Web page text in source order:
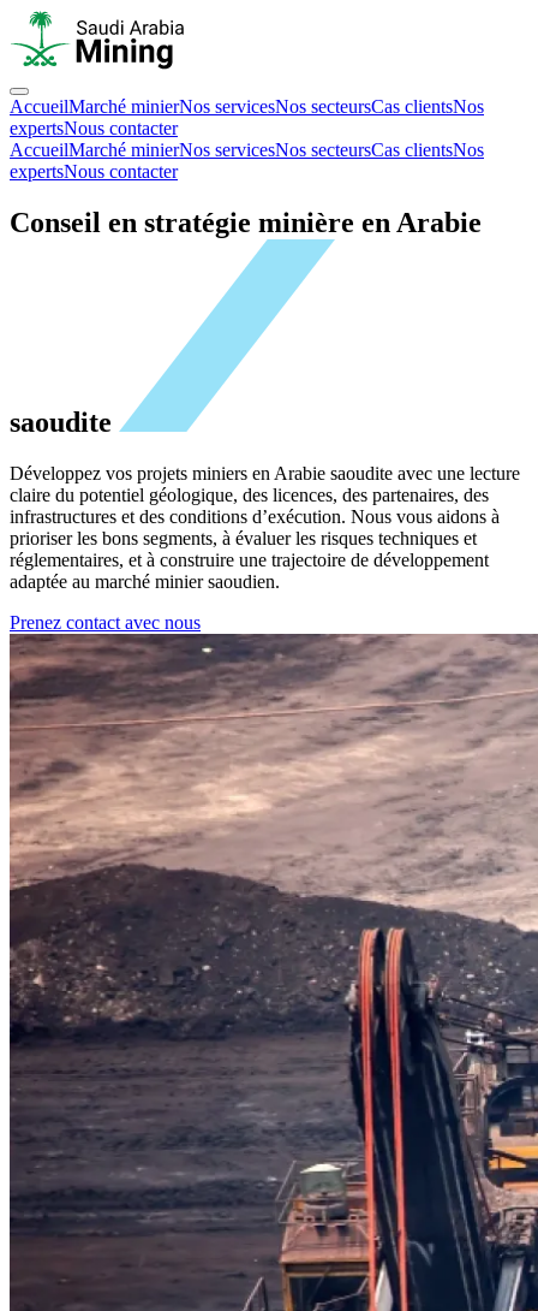
AccueilMarché minierNos servicesNos secteursCas clientsNos
expertsNous contacter
AccueilMarché minierNos servicesNos secteursCas clientsNos
expertsNous contacter
Conseil en stratégie minière en Arabie
saoudite
Développez vos projets miniers en Arabie saoudite avec une lecture
claire du potentiel géologique, des licences, des partenaires, des
infrastructures et des conditions d’exécution. Nous vous aidons à
prioriser les bons segments, à évaluer les risques techniques et
réglementaires, et à construire une trajectoire de développement
adaptée au marché minier saoudien.
Prenez contact avec nous